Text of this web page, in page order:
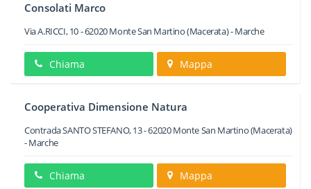
Consolati Marco
Via A.RICCI, 10-62020Monte San Martino(Macerata) -Marche
Chiama Mappa
Cooperativa Dimensione Natura
Contrada SANTO STEFANO, 13-62020Monte San Martino(Macerata)
-Marche
Chiama Mappa